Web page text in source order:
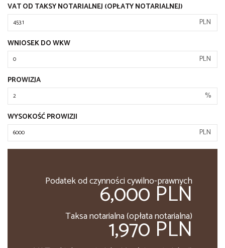
VAT OD TAKSY NOTARIALNEJ (OPŁATY NOTARIALNEJ)
PLN
WNIOSEK DO WKW
PLN
PROWIZJA
%
WYSOKOŚĆ PROWIZJI
PLN
Podatek od czynności cywilno-prawnych
6,000 PLN
Taksa notarialna (opłata notarialna)
1,970 PLN